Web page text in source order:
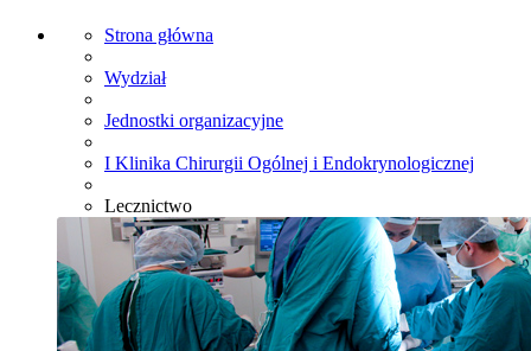
Strona główna
Wydział
Jednostki organizacyjne
I Klinika Chirurgii Ogólnej i Endokrynologicznej
Lecznictwo